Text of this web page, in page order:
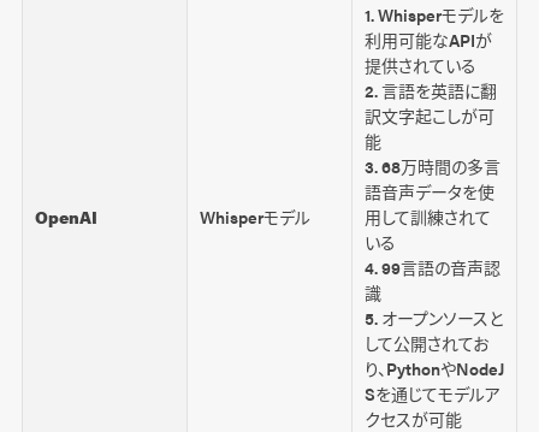
OpenAI Whisperモデル
1. Whisperモデルを
利用可能なAPIが
提供されている
2. 言語を英語に翻
訳文字起こしが可
能
3. 68万時間の多言
語音声データを使
用して訓練されて
いる
4. 99言語の音声認
識
5. オープンソースと
して公開されてお
り、PythonやNodeJ
Sを通じてモデルア
クセスが可能